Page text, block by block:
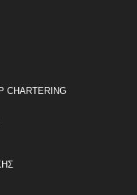
CHARTERING